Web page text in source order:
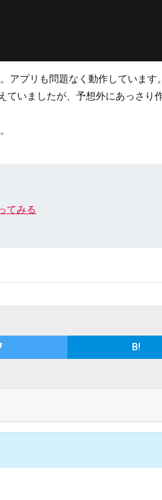
アプリも問題なく動作しています。
いましたが、予想外にあっさり
てみる
B!